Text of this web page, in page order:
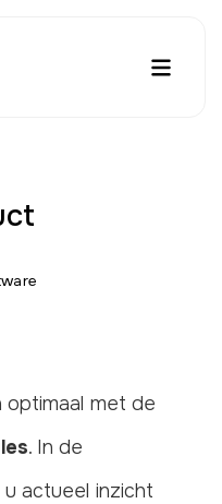
met de
. In de
actueel inzicht